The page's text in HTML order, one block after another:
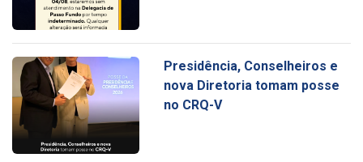
Presidência, Conselheiros e
nova Diretoria tomam posse
no CRQ-V